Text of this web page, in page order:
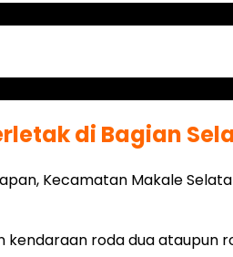
di Bagian
Kecamatan Makale
kendaraan roda dua ataupun